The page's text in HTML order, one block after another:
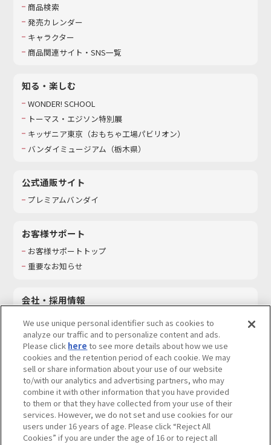
商品検索
発売カレンダー
キャラクター
商品関連サイト・SNS一覧
知る・楽しむ
WONDER! SCHOOL
トーマス・エジソン特別展
キッザニア東京（おもちゃ工場パビリオン）​
バンダイミュージアム（栃木県）
公式通販サイト
プレミアムバンダイ
お客様サポート
お客様サポートトップ
重要なお知らせ
会社・採用情報
採用情報
サステナビリティ
お問い合わせ
ウェブサイトご利用条件 ソーシャルメディアポリシー
個人情報及び特定個人情報等の取り扱いに関する保護方針
We use unique personal identifier such as cookies to
analyze our traffic and to personalize content and ads.
Please click here to see more details about how we use
cookies and the retention period of each cookie. We may
sell or share information about your use of our website
to/with our analytics and advertising partners, who may
combine it with other information that you have provided
to them or that they have collected from your use of their
services. However, we do not set and use cookies for our
users under 16 years of age. Please click “Reject All
Cookies” if you are under the age of 16 or to reject all